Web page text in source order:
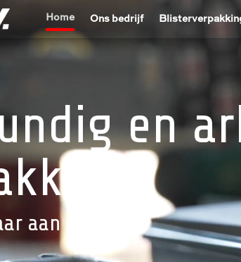
Home Ons bedrijf
en
aan ons over